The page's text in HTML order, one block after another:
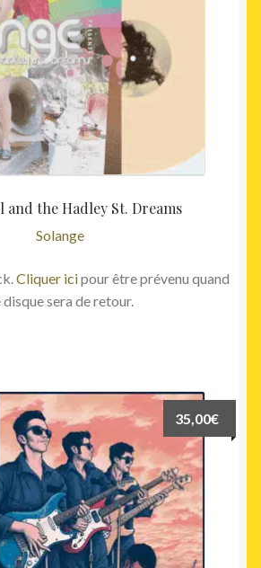
and the Hadley St. Dreams
Solange
Cliquer icipour être prévenu quand
disque sera de retour.
35,00€